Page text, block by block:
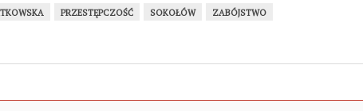
PRZESTĘPCZOŚĆ SOKOŁÓW ZABÓJSTWO